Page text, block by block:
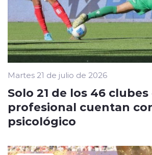
Martes 21 de julio de 2026
Solo 21 de los 46
profesional cuentan
psicológico